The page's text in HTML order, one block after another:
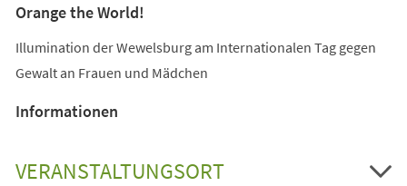
Orange the World!
Illumination der Wewelsburg am Internationalen Tag gegen
Gewalt an Frauen und Mädchen
Informationen
VERANSTALTUNGSORT